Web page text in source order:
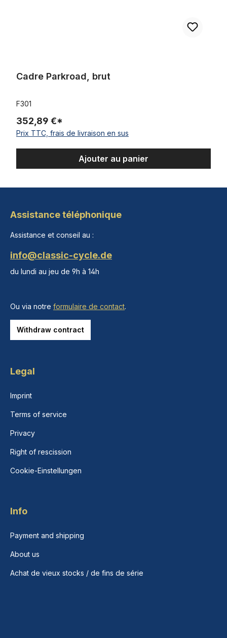
Cadre Parkroad, brut
F301
352,89 €*
Prix TTC, frais de livraison en sus
Ajouter au panier
Assistance téléphonique
Assistance et conseil au :
info@classic-cycle.de
du lundi au jeu de 9h à 14h
Ou via notre formulaire de contact.
Withdraw contract
Legal
Imprint
Terms of service
Privacy
Right of rescission
Cookie-Einstellungen
Info
Payment and shipping
About us
Achat de vieux stocks / de fins de série